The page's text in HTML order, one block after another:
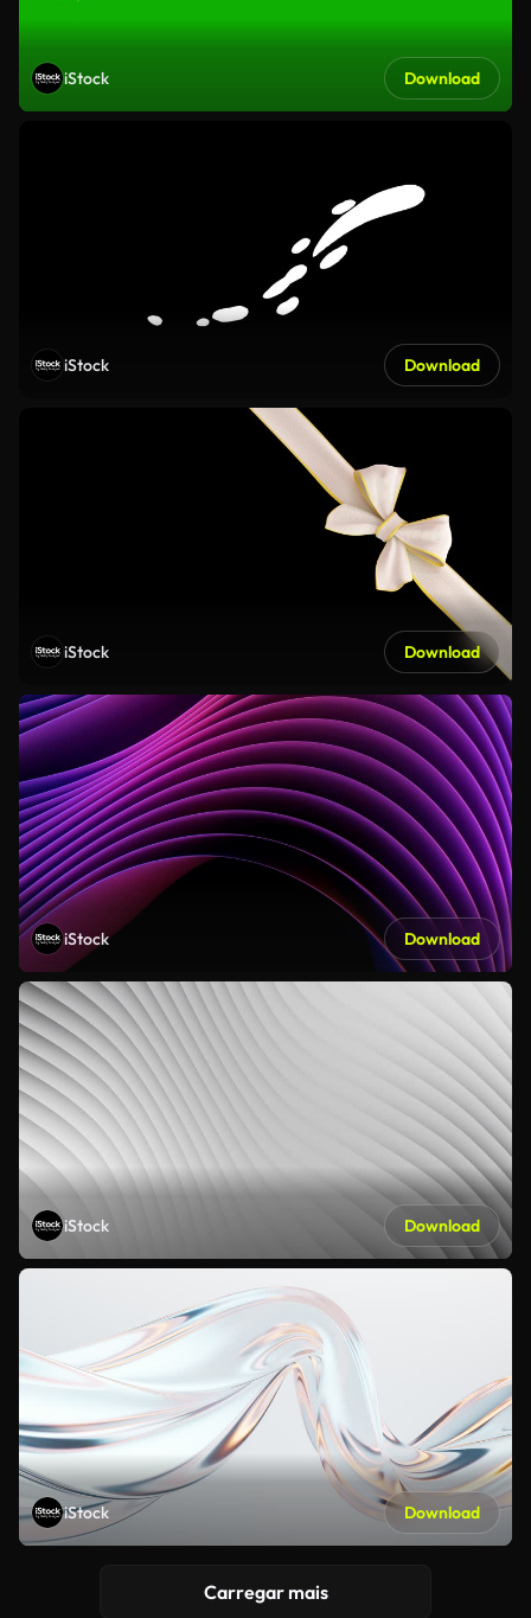
iStock Download
iStock Download
iStock Download
iStock Download
iStock Download
iStock Download
Carregar mais